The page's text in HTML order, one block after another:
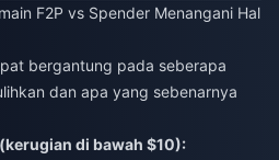
F2P vs Spender Menangani Hal
bergantung pada seberapa
dan apa yang sebenarnya
di bawah $10):